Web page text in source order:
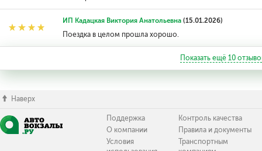
ИП Кадацкая Виктория Анатольевна(15.01.2026)
Поездка в целом прошла хорошо.
Показать ещё 10
Наверх
Поддержка
О компании
Условия
Контроль качества
Правила и документы
Транспортным